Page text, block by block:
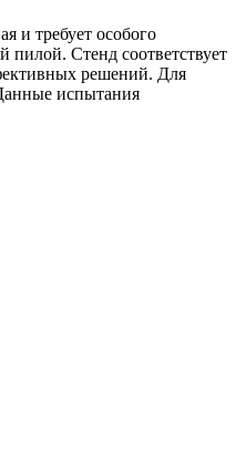
и требует особого
пилой. Стенд соответствует
решений. Для
испытания